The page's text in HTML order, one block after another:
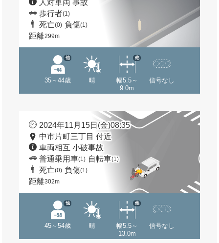
人対車両 事故
歩行者(1)
死亡(0) 負傷(1)
距離299m
35～44歳
他
晴
幅5.5～
9.0m
他
信号なし
2024年11月15日(金)08:35
中市片町三丁目 付近
車両相互 小破事故
普通乗用車(1) 自転車(1)
死亡(0) 負傷(1)
距離302m
45～54歳
他
晴
幅5.5～
13.0m
他
信号なし